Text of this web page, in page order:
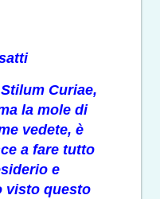
Curiae,
la mole di
vedete, è
a fare tutto
e
visto questo